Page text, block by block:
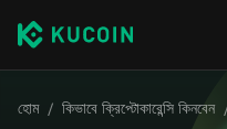
হোম / কিভাবে ক্রিপ্টোকারেন্সি কিনবেন